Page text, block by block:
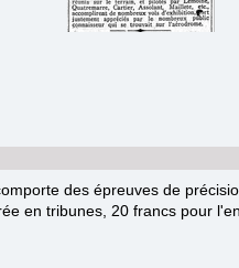
des épreuves de
en tribunes, 20 francs pour